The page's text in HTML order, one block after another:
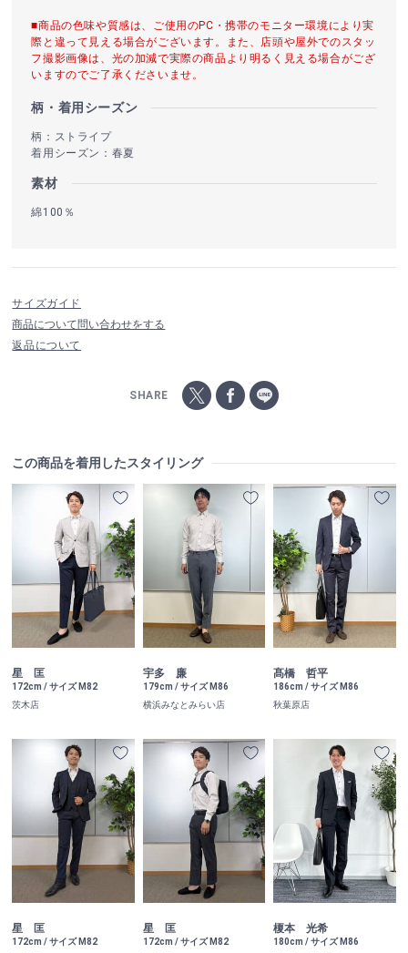
■商品の色味や質感は、ご使用のPC・携帯のモニター環境により実
際と違って見える場合がございます。また、店頭や屋外でのスタッ
フ撮影画像は、光の加減で実際の商品より明るく見える場合がござ
いますのでご了承くださいませ。
柄・着用シーズン
柄：ストライプ
着用シーズン：春夏
素材
綿100％
サイズガイド
商品について問い合わせをする
返品について
SHARE
この商品を着用したスタイリング
星 匡
172cm / サイズ M82
茨木店
宇多 廉
179cm / サイズ M86
横浜みなとみらい店
髙橋 哲平
186cm / サイズ M86
秋葉原店
星 匡
172cm / サイズ M82
星 匡
172cm / サイズ M82
榎本 光希
180cm / サイズ M86